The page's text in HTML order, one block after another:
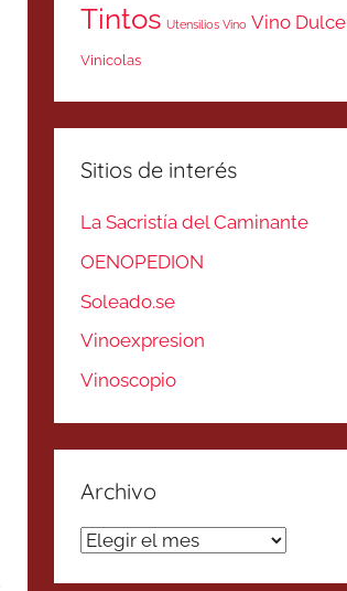
Tintos Utensilios Vino Vino Dulce
Vinicolas
Sitios de interés
La Sacristía del Caminante
OENOPEDION
Soleado.se
Vinoexpresion
Vinoscopio
Archivo
Archivo